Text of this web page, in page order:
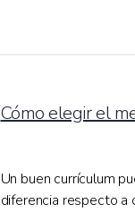
Cómo elegir el
Un buen currículum
diferencia respecto a